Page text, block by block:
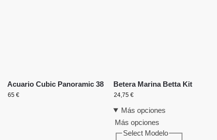
Acuario Cubic Panoramic 38
65 €
Betera Marina Betta Kit
24,75 €
Más opciones
Más opciones
Select Modelo